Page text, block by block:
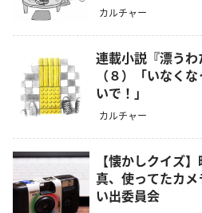
カルチャー
連載小説『漂う
（８）「いなく
いで！」
カルチャー
【懐かしクイズ
真、使ってたカ
い出委員会